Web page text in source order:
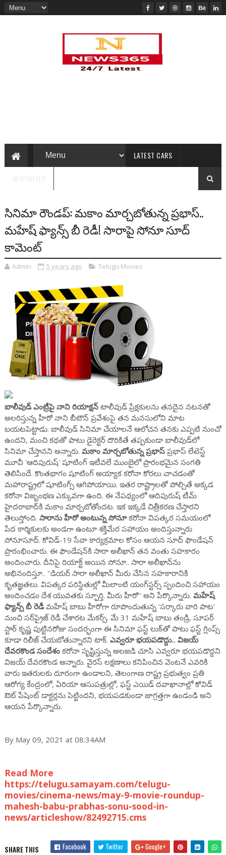
LATEST CARS
సినిమా రౌండప్: మకాం మార్చబోతున్న ప్రభాస్..
మహేష్ ఫ్యాన్స్ బీ రెడీ! సారాపై సోనూ సూద్
కామెంట్
Admin 5 years ago Telugu Movies
బాలీవుడ్ ఎంట్రీపై నాని రియాక్షన్టాలీవుడ్ ప్రేక్షకులను తనదైన నటనతో
అలరిస్తున్న హీరో నాని బీటౌన్‌ ప్రవేశంపై తన మనసులోని మాట
బయటపెట్టాడు. బాలీవుడ్‌ సినిమా చేయాలనే ఆలోచన తనకు ఎప్పటి నుంచో
ఉందని, మంచి కథతో పాటు డైరెక్టర్‌ దొరికితే తప్పకుండా బాలీవుడ్‌లో
సినిమా చేస్తానని అన్నారు. మకాం మార్చబోతున్న ప్రభాస్ప్రభాస్ లేటెస్ట్
మూవీ 'ఆదిపురుష్' షూటింగ్ ఇటీవలే ముంబైలో ప్రారంభమైన సంగతి
తెలిసిందే. కొంతభాగం షూటింగ్ అయ్యాక కరోనా కోరలు చాచడంతో
మహారాష్ట్రలో షూటింగ్స్ ఆగిపోయాయి. ఇతర రాష్ట్రాలతో పోల్చితే అక్కడ
కరోనా విజృంభణ ఎక్కువగా ఉంది. ఈ నేపథ్యంలో ఆదిపురుష్ టీమ్
హైదరాబాద్‌‌కి మకాం మార్చబోతోందట. ఇక ఇక్కడే చిత్రీకరణ చేస్తారని
తెలుస్తోంది. సారాను హీరో అంటున్న సోనూకరోనా విపత్కర సమయంలో
పేద కార్మికులకు అండగా ఉంటూ శక్తిమేర సహాయం అందిస్తున్నారు
సోనూసూద్‌. కోవిడ్-19 సేవా కార్యక్రమాల కోసం ఆయన సూద్‌ ఫౌండేషన్‌
ప్రారంభించారు. ఈ ఫౌండేషన్‌కి సారా అలీఖాన్‌ తన వంతు సహకారం
అందించారు. దీనిపై రియాక్ట్ అయిన సోనూ.. సారా అలీఖాన్‌ను
అభినందిస్తూ.. ''డియర్‌ సారా అలీఖాన్‌ మీరు చేసిన సహకారానికి
కృతజ్ఞతలు. విపత్కర పరిస్థితుల్లో మీలాంటి యంగ్‌స్టర్స్‌ స్పందించి సహాయం
అందించడం దేశ యువతకు స్ఫూర్తి. మీరు హీరో'' అని పేర్కొన్నారు. మహేష్
ఫ్యాన్స్ బీ రెడీమహేష్ బాబు హీరోగా రూపొందుతున్న 'సర్కారు వారి పాట'
నుంచి సర్‌ప్రైజ్ రెడీ చేశారట మేకర్స్. మే 31 మహేష్ బాబు తండ్రి, సూపర్
స్టార్ కృష్ణ పుట్టినరోజు సందర్భంగా ఈ సినిమా ఫస్ట్ లుక్‌తో పాటు ఫస్ట్ గ్లింప్స్
కూడా రిలీజ్ చేయబోతున్నారని టాక్. ఎవ్వరూ భయపడొద్దు.. విజయ్
దేవరకొండ సందేశంకరోనా సృష్టిస్తున్న అలజడి చూసి ఎవ్వరూ భయపడొద్దని
విజయ్ దేవరకొండ అన్నారు. వైరస్ లక్షణాలు కనిపించిన వెంటనే ఎవరికి
వారు ఇతరులకు దూరంగా ఉండాలని, తెలంగాణ రాష్ట్ర ప్రభుత్వం ప్రతి
ఆరోగ్య కేంద్రంలో, ఏరియా ఆసుపత్రుల్లో, ఫస్ట్ ఎయిడ్ దవాఖానాల్లో కోవిడ్
ఔట్ పేషెంట్ డాక్టర్లను పెట్టిందని, భయపడకుండా జాగ్రత్తగా ఉండండి అని
ఆయన పేర్కొన్నారు.
By May 09, 2021 at 08:34AM
Read More
https://telugu.samayam.com/telugu-
movies/cinema-news/may-9-movie-roundup-
mahesh-babu-prabhas-sonu-sood-in-
news/articleshow/82492715.cms
SHARE THIS Facebook Twitter Google+